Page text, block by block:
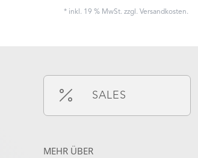
* inkl. 19 % MwSt. zzgl. Versandkosten.
SALES
MEHR ÜBER